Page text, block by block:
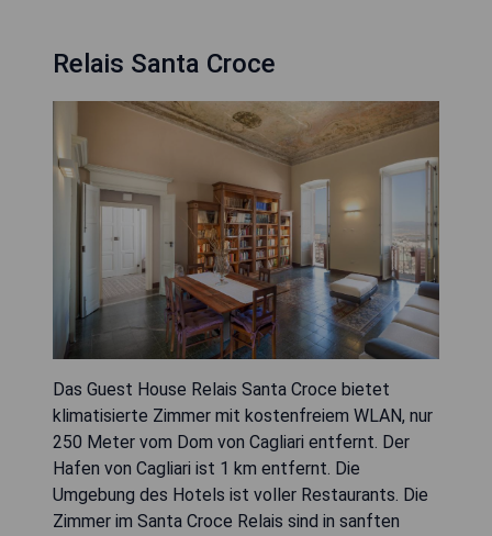
Relais Santa Croce
Das Guest House Relais Santa Croce bietet
klimatisierte Zimmer mit kostenfreiem WLAN, nur
250 Meter vom Dom von Cagliari entfernt. Der
Hafen von Cagliari ist 1 km entfernt. Die
Umgebung des Hotels ist voller Restaurants. Die
Zimmer im Santa Croce Relais sind in sanften